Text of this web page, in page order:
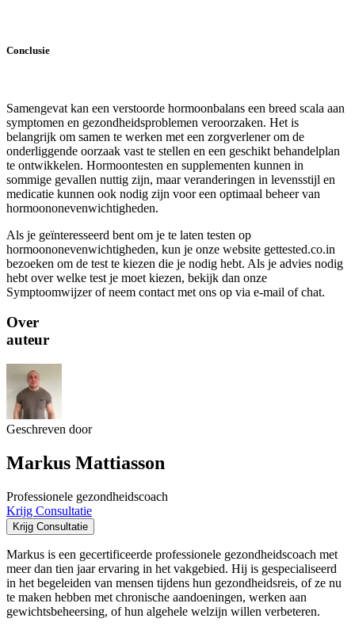
Conclusie
Samengevat kan een verstoorde hormoonbalans een breed scala aan
symptomen en gezondheidsproblemen veroorzaken. Het is
belangrijk om samen te werken met een zorgverlener om de
onderliggende oorzaak vast te stellen en een geschikt behandelplan
te ontwikkelen. Hormoontesten en supplementen kunnen in
sommige gevallen nuttig zijn, maar veranderingen in levensstijl en
medicatie kunnen ook nodig zijn voor een optimaal beheer van
hormoononevenwichtigheden.
Als je geïnteresseerd bent om je te laten testen op
hormoononevenwichtigheden, kun je onze website gettested.co.in
bezoeken om de test te kiezen die je nodig hebt. Als je advies nodig
hebt over welke test je moet kiezen, bekijk dan onze
Symptoomwijzer of neem contact met ons op via e-mail of chat.
Over
auteur
Geschreven door
Markus Mattiasson
Professionele gezondheidscoach
Krijg Consultatie
Krijg Consultatie
Markus is een gecertificeerde professionele gezondheidscoach met
meer dan tien jaar ervaring in het vakgebied. Hij is gespecialiseerd
in het begeleiden van mensen tijdens hun gezondheidsreis, of ze nu
te maken hebben met chronische aandoeningen, werken aan
gewichtsbeheersing, of hun algehele welzijn willen verbeteren.